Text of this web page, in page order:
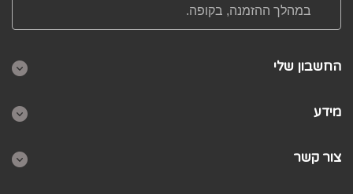
במהלך ההזמנה, בקופה.
החשבון שלי
מידע
צור קשר